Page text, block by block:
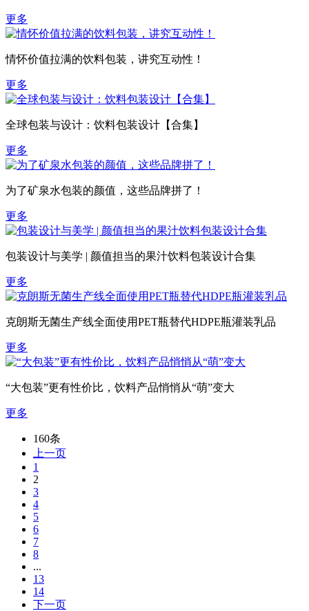
更多
情怀价值拉满的饮料包装，讲究互动性！
更多
全球包装与设计：饮料包装设计【合集】
更多
为了矿泉水包装的颜值，这些品牌拼了！
更多
包装设计与美学 | 颜值担当的果汁饮料包装设计合集
更多
克朗斯无菌生产线全面使用PET瓶替代HDPE瓶灌装乳品
更多
“大包装”更有性价比，饮料产品悄悄从“萌”变大
更多
160条
上一页
1
2
3
4
5
6
7
8
...
13
14
下一页